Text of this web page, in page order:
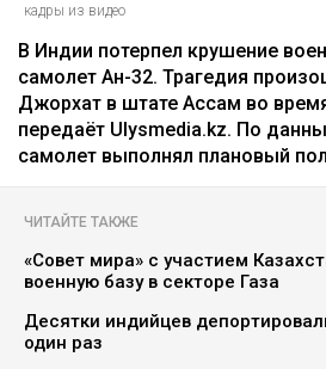
кадры из видео
В Индии потерпел крушение
самолет Ан-32. Трагедия
Джорхат в штате Ассам во
передаёт Ulysmedia.kz. По
самолет выполнял плановый
ЧИТАЙТЕ ТАКЖЕ
«Совет мира» с участием
военную базу в секторе Газа
Десятки индийцев
один раз